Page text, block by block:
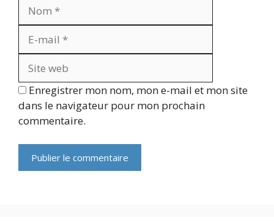
Enregistrer mon nom, mon e-mail et mon site
dans le navigateur pour mon prochain
commentaire.